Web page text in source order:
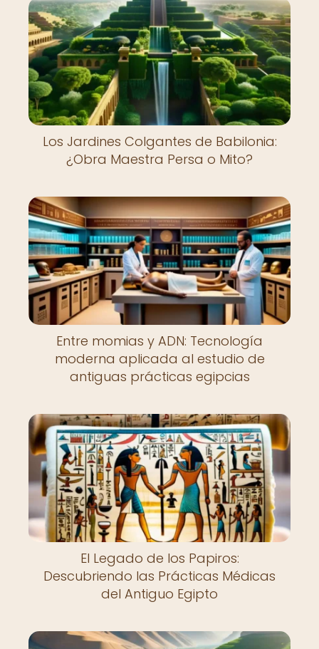
Los Jardines Colgantes de Babilonia:
¿Obra Maestra Persa o Mito?
Entre momias y ADN: Tecnología
moderna aplicada al estudio de
antiguas prácticas egipcias
El Legado de los Papiros:
Descubriendo las Prácticas Médicas
del Antiguo Egipto